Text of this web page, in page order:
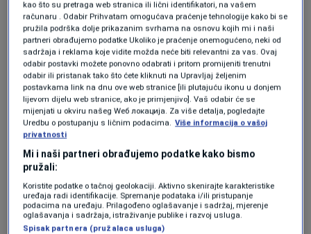
jer femicid, za razliku drugih ubistava, je skoro
pa predvidiv. Možemo naći faktore rizika koji
će pomoći našim isntitucijama da je rizik od
ubistva posebno izražen",rekao je Kadribašić
za N1.
Navodi kako se danas priča o dva slučaja
femicida, ali ih je bilo četiri i šest u pokušaju.
Svima je zajedničko jedno, naglašava,
prethodilo je nasilje u porodici.
kao što su pretraga web stranica ili lični identifikatori, na vašem
računaru . Odabir Prihvatam omogućava praćenje tehnologije kako bi se
pružila podrška dolje prikazanim svrhama na osnovu kojih mi i naši
partneri obrađujemo podatke Ukoliko je praćenje onemogućeno, neki od
sadržaja i reklama koje vidite možda neće biti relevantni za vas. Ovaj
odabir postavki možete ponovno odabrati i pritom promijeniti trenutni
odabir ili pristanak tako što ćete kliknuti na Upravljaj željenim
postavkama link na dnu ove web stranice [ili plutajuću ikonu u donjem
lijevom dijelu web stranice, ako je primjenjivo]. Vaš odabir će se
mijenjati u okviru našeg Wеб локација. Za više detalja, pogledajte
Uredbu o postupanju s ličnim podacima. Više informacija o vašoj
privatnosti
Mi i naši partneri obrađujemo podatke kako bismo
pružali:
Koristite podatke o tačnoj geolokaciji. Aktivno skenirajte karakteristike
uređaja radi identifikacije. Spremanje podataka i/ili pristupanje
podacima na uređaju. Prilagođeno oglašavanje i sadržaj, mjerenje
oglašavanja i sadržaja, istraživanje publike i razvoj usluga.
Spisak partnera (pružalaca usluga)